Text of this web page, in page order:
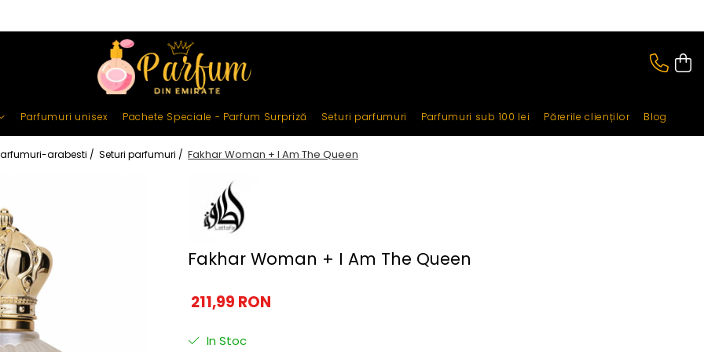
Parfumuri unisex Pachete Speciale - Parfum Surpriză Seturi parfumuri Parfumuri sub 100 lei Părerile clienților Blog
arabesti / Seturi parfumuri / Fakhar Woman + I Am The Queen
Fakhar Woman + I Am The Queen
211,99 RON
In Stoc